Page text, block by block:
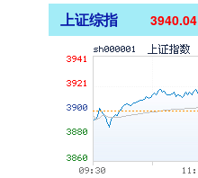
上证综指 3940.04